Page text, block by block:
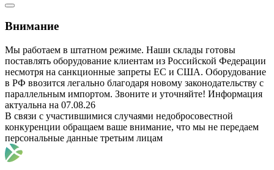
Внимание
Мы работаем в штатном режиме. Наши склады готовы
поставлять оборудование клиентам из Российской Федерации
несмотря на санкционные запреты ЕС и США. Оборудование
в РФ ввозится легально благодаря новому законодательству с
параллельным импортом. Звоните и уточняйте! Информация
актуальна на 07.08.26
В связи с участившимися случаями недобросовестной
конкуренции обращаем ваше внимание, что мы не передаем
персональные данные третьим лицам